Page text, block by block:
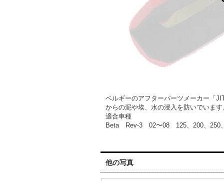
ベルギーのアフターパーツメーカー「
からの泥や埃、水の浸入を防いでいま
適合車種
Beta Rev-3 02〜08 125、200、250
他の写真